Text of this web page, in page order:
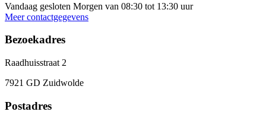
Vandaag gesloten Morgen van 08:30 tot 13:30 uur
Meer contactgegevens
Bezoekadres
Raadhuisstraat 2
7921 GD Zuidwolde
Postadres